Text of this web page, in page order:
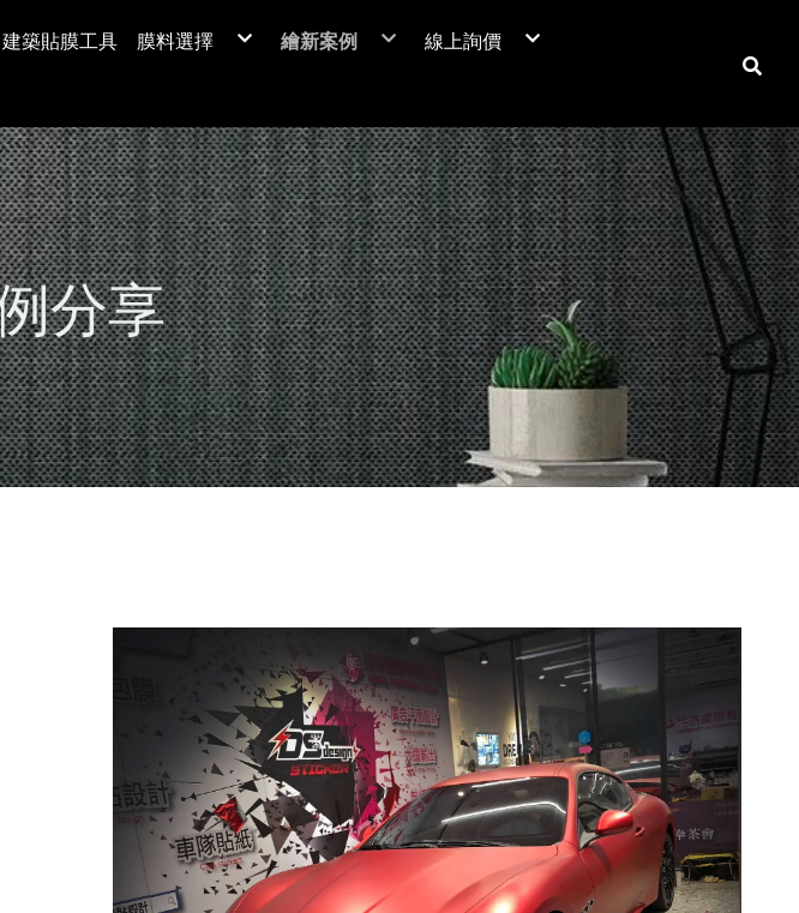
建築貼膜工具 膜料選擇
超疏水玻璃防爆膜
玻璃裝飾膜
防爆隔熱紙
塗料牆布
繪新案例
居家空間
電視牆 / 牆面
系統櫃 / 櫥櫃
玻璃裝飾貼膜
防爆膜/隔熱紙
門片、門框
大門
子母門
房門
防火門/消防門
消防栓
防火門
保護貼膜
天花板
工務機台
透明保護膜
鶯歌陶瓷博物館
土地公文化館
商業空間
活動展覽
大圖輸出
品牌廣告車
改色包膜
自體修復犀牛皮
重機
SUZUKI
HONDA
YAMAHA
KYMCO
機車
BWS
FORCE
線上詢價
分享